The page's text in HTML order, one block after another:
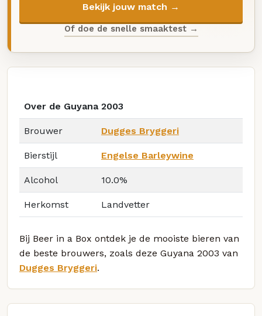
Bekijk jouw match →
Of doe de snelle smaaktest →
Over de Guyana 2003
Brouwer Dugges Bryggeri
Bierstijl Engelse Barleywine
Alcohol 10.0%
Herkomst Landvetter
Bij Beer in a Box ontdek je de mooiste bieren van
de beste brouwers, zoals deze Guyana 2003 van
Dugges Bryggeri.